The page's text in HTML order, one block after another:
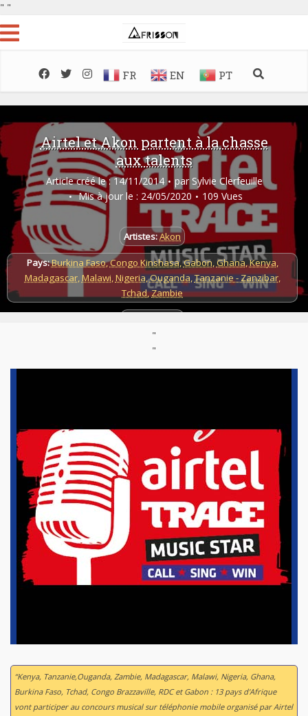
" "
FR EN PT
Airtel et Akon partent à la chasse
aux talents
Article créé le : 14/11/2014 par Sylvie Clerfeuille
Mis à jour le : 24/05/2020
109 Vues
Artistes:Akon
Pays:Burkina Faso,Congo Kinshasa,Gabon,Ghana,Kenya,
Madagascar, Malawi,Nigeria,Ouganda,Tanzanie - Zanzibar,
Tchad,Zambie
"
"
“Kenya, Tanzanie,Ouganda, Zambie, Madagascar, Malawi, Nigeria, Ghana,
Burkina Faso, Tchad, Congo Brazzaville, RDC et Gabon : 13 pays d'Afrique
vont participer au concours musical sur téléphonie mobile organisé par Airtel